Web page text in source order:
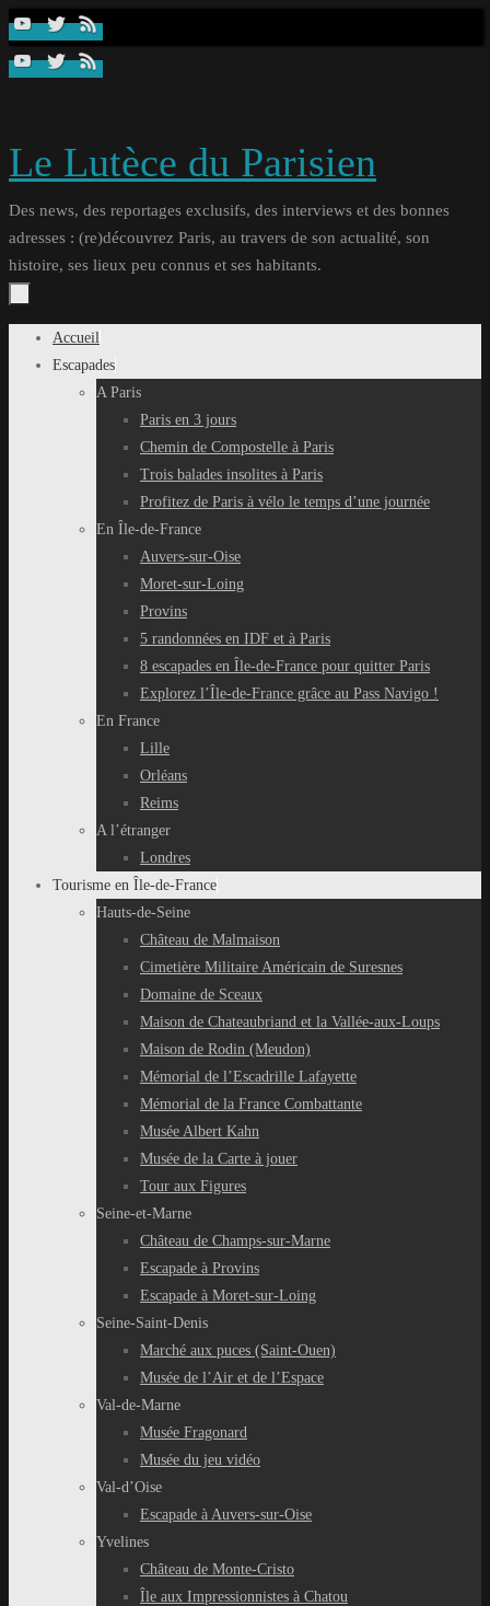
Passer
contenu
Le Lutèce du Parisien
Des news, des reportages exclusifs, des interviews et des bonnes
adresses : (re)découvrez Paris, au travers de son actualité, son
histoire, ses lieux peu connus et ses habitants.
Passer
Accueil
Escapades
A Paris
Paris en 3 jours
Chemin de Compostelle à Paris
Trois balades insolites à Paris
Profitez de Paris à vélo le temps d’une journée
En Île-de-France
Auvers-sur-Oise
Moret-sur-Loing
Provins
5 randonnées en IDF et à Paris
8 escapades en Île-de-France pour quitter Paris
Explorez l’Île-de-France grâce au Pass Navigo !
En France
Lille
Orléans
Reims
A l’étranger
Londres
Tourisme en Île-de-France
Hauts-de-Seine
Château de Malmaison
Cimetière Militaire Américain de Suresnes
Domaine de Sceaux
Maison de Chateaubriand et la Vallée-aux-Loups
Maison de Rodin (Meudon)
Mémorial de l’Escadrille Lafayette
Mémorial de la France Combattante
Musée Albert Kahn
Musée de la Carte à jouer
Tour aux Figures
Seine-et-Marne
Château de Champs-sur-Marne
Escapade à Provins
Escapade à Moret-sur-Loing
Seine-Saint-Denis
Marché aux puces (Saint-Ouen)
Musée de l’Air et de l’Espace
Val-de-Marne
Musée Fragonard
Musée du jeu vidéo
Val-d’Oise
Escapade à Auvers-sur-Oise
Yvelines
Château de Monte-Cristo
Île aux Impressionnistes à Chatou